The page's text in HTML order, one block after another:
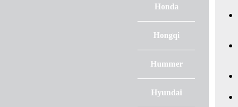
Honda
Hongqi
Hummer
Hyundai